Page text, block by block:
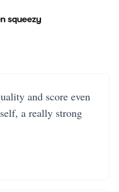
and score even
a really strong